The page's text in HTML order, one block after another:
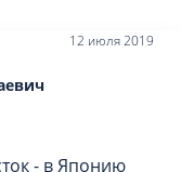
12 июля 2019
- в Японию